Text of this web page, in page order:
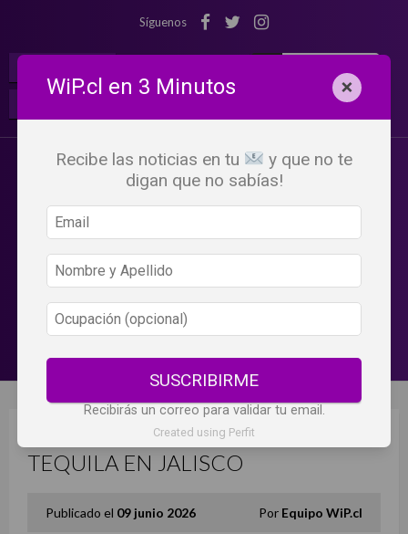
Síguenos
CHILENOS GANAN ORO CON
TEQUILA EN JALISCO
Publicado el 09 junio 2026 Por Equipo WiP.cl
WiP.cl en 3 Minutos ×
Recibe las noticias en tu
y que no te
digan que no sabías!
SUSCRIBIRME
Recibirás un correo para validar tu email.
Created using Perfit